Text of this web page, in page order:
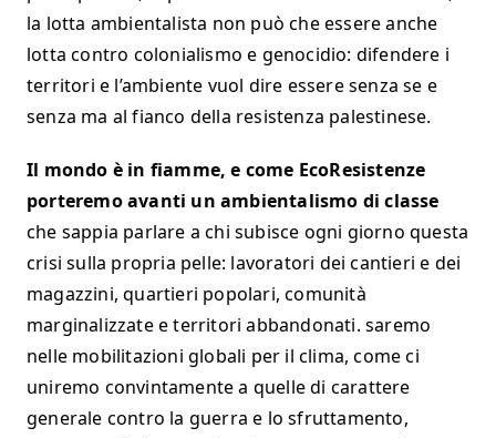
la lotta ambientalista non può che essere anche
lotta contro colonialismo e genocidio: difendere i
territori e l’ambiente vuol dire essere senza se e
senza ma al fianco della resistenza palestinese.
Il mondo è in fiamme, e come EcoResistenze
porteremo avanti un ambientalismo di classe
che sappia parlare a chi subisce ogni giorno questa
crisi sulla propria pelle: lavoratori dei cantieri e dei
magazzini, quartieri popolari, comunità
marginalizzate e territori abbandonati. saremo
nelle mobilitazioni globali per il clima, come ci
uniremo convintamente a quelle di carattere
generale contro la guerra e lo sfruttamento,